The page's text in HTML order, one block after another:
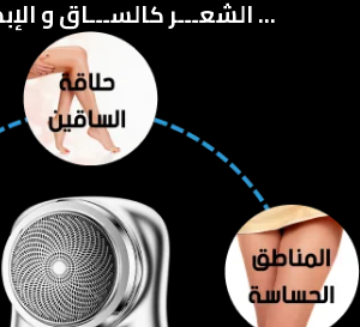
الشعـــر كالســـاق و الإبط و الصدر ...